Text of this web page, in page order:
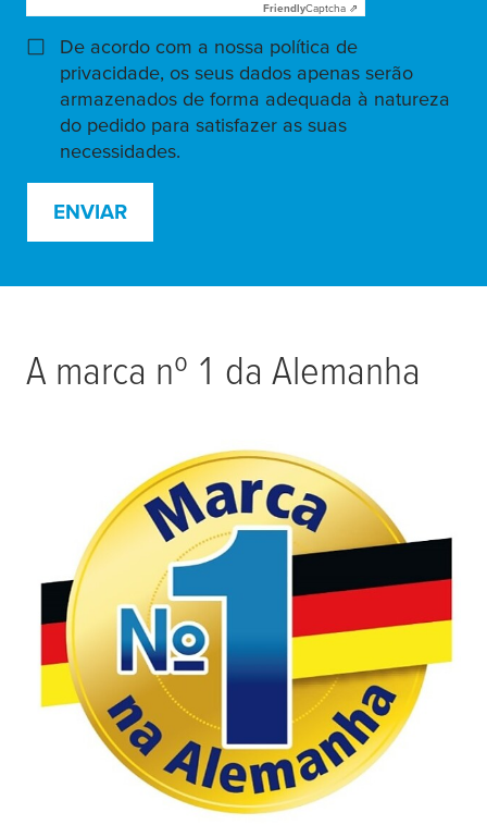
FriendlyCaptcha ⇗
De acordo com a nossa política de
privacidade, os seus dados apenas serão
armazenados de forma adequada à natureza
do pedido para satisfazer as suas
necessidades.
ENVIAR
A marca nº 1 da Alemanha